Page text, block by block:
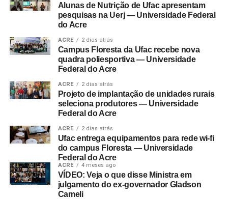
Alunas de Nutrição de Ufac apresentam
pesquisas na Uerj — Universidade Federal
do Acre
ACRE 2 dias atrás
Campus Floresta da Ufac recebe nova
quadra poliesportiva — Universidade
Federal do Acre
ACRE 2 dias atrás
Projeto de implantação de unidades rurais
seleciona produtores — Universidade
Federal do Acre
ACRE 2 dias atrás
Ufac entrega equipamentos para rede wi-fi
do campus Floresta — Universidade
Federal do Acre
ACRE 4 meses ago
VÍDEO: Veja o que disse Ministra em
julgamento do ex-governador Gladson
Cameli